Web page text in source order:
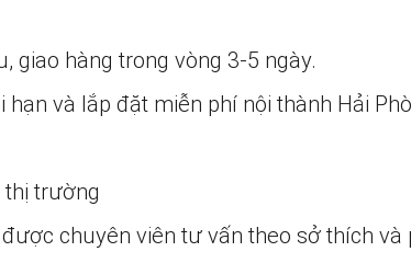
giao hàng trong vòng 3-5 ngày.
và lắp đặt miễn phí nội thành Hải
thị trường
chuyên viên tư vấn theo sở thích và